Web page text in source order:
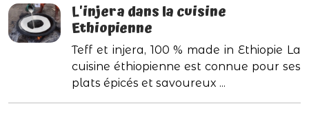
L'injera dans la cuisine
Ethiopienne
Teff et injera, 100 % made in Ethiopie La
cuisine éthiopienne est connue pour ses
plats épicés et savoureux ...